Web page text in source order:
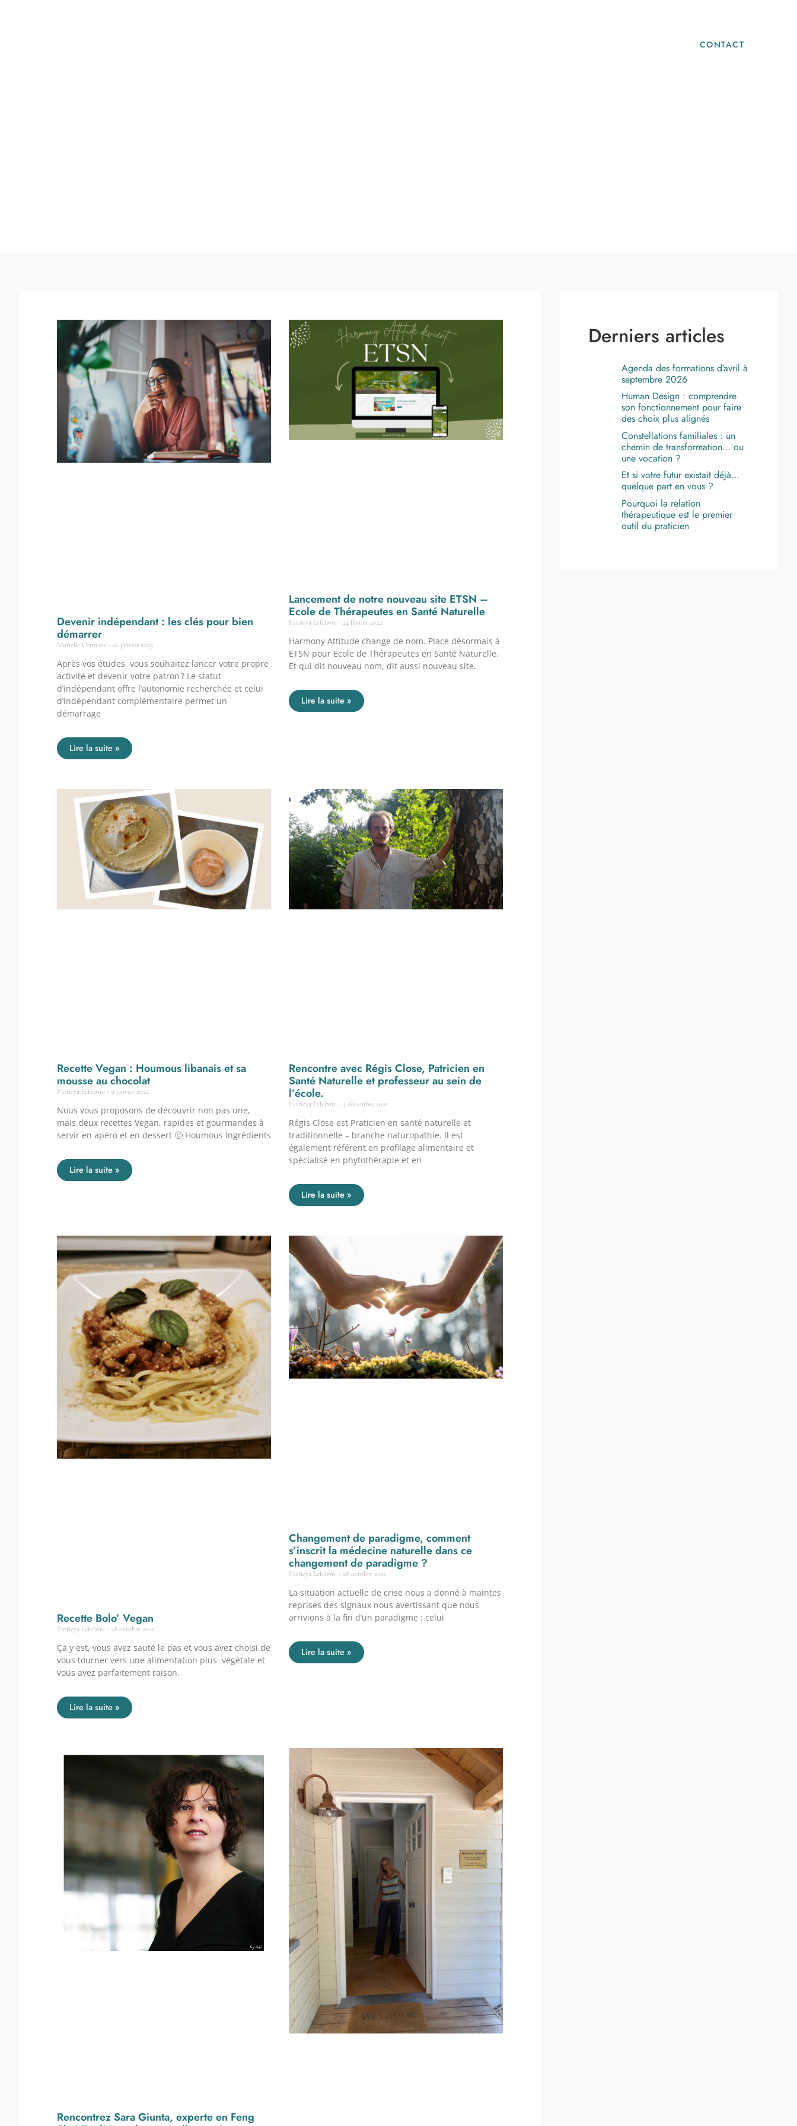
CONTACT
Devenir indépendant : les clés pour bien
démarrer
Murielle Ortmans 26 janvier 2023
Après vos études, vous souhaitez lancer votre propre
activité et devenir votre patron ? Le statut
d’indépendant offre l’autonomie recherchée et celui
d’indépendant complémentaire permet un
démarrage
Lire la suite »
Lancement de notre nouveau site ETSN –
Ecole de Thérapeutes en Santé Naturelle
Patricya Lefebvre 24 février 2022
Harmony Attitude change de nom. Place désormais à
ETSN pour Ecole de Thérapeutes en Santé Naturelle.
Et qui dit nouveau nom, dit aussi nouveau site.
Lire la suite »
Recette Vegan : Houmous libanais et sa
mousse au chocolat
Patricya Lefebvre 9 janvier 2022
Nous vous proposons de découvrir non pas une,
mais deux recettes Vegan, rapides et gourmandes à
servir en apéro et en dessert 🙂 Houmous Ingrédients
Lire la suite »
Rencontre avec Régis Close, Patricien en
Santé Naturelle et professeur au sein de
l’école.
Patricya Lefebvre 3 décembre 2021
Régis Close est Praticien en santé naturelle et
traditionnelle – branche naturopathie. Il est
également référent en profilage alimentaire et
spécialisé en phytothérapie et en
Lire la suite »
Recette Bolo’ Vegan
Patricya Lefebvre 28 octobre 2021
Ça y est, vous avez sauté le pas et vous avez choisi de
vous tourner vers une alimentation plus végétale et
vous avez parfaitement raison.
Lire la suite »
Changement de paradigme, comment
s’inscrit la médecine naturelle dans ce
changement de paradigme ?
Patricya Lefebvre 28 octobre 2021
La situation actuelle de crise nous a donné à maintes
reprises des signaux nous avertissant que nous
arrivions à la fin d’un paradigme : celui
Lire la suite »
Rencontrez Sara Giunta, experte en Feng
Derniers articles
Agenda des formations d’avril à
septembre 2026
Human Design : comprendre
son fonctionnement pour faire
des choix plus alignés
Constellations familiales : un
chemin de transformation… ou
une vocation ?
Et si votre futur existait déjà…
quelque part en vous ?
Pourquoi la relation
thérapeutique est le premier
outil du praticien